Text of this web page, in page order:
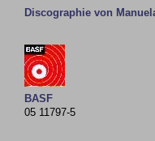
Discographie von
BASF
05 11797-5